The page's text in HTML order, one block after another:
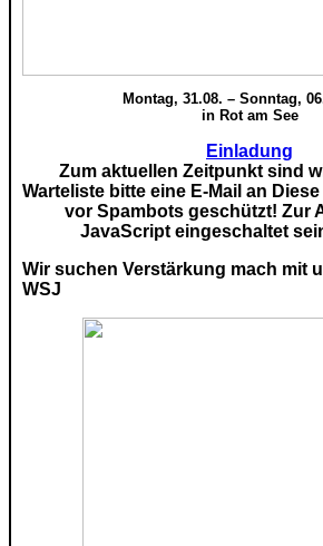
Montag, 31.08. – Sonntag,
in Rot am See
Einladung
Zum aktuellen Zeitpunkt sind
Warteliste bitte eine E-Mail an
vor Spambots geschützt! Zur
JavaScript eingeschaltet
Wir suchen Verstärkung mach mit
WSJ